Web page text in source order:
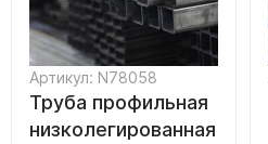
Артикул: N78058
Труба профильная
низколегированная